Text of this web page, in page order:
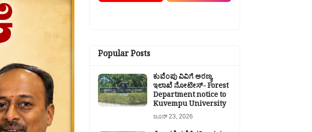
Popular Posts
ಕುವೆಂಪು ವಿವಿಗೆ ಅರಣ್ಯ
ಇಲಾಖೆ ನೋಟೀಸ್- Forest
Department notice to
Kuvempu University
ಜೂನ್ 23, 2026